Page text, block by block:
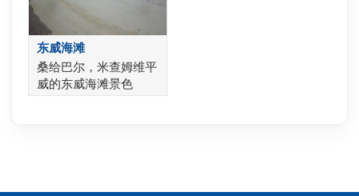
东威海滩
桑给巴尔，米查姆维平
威的东威海滩景色